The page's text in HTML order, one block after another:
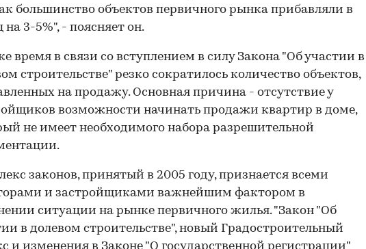
большинство объектов первичного рынка прибавляли в
на 3-5%", - поясняет он.
время в связи со вступлением в силу Закона "Об участии в
строительстве" резко сократилось количество объектов,
на продажу. Основная причина - отсутствие у
возможности начинать продажи квартир в доме,
не имеет необходимого набора разрешительной
законов, принятый в 2005 году, признается всеми
и застройщиками важнейшим фактором в
ситуации на рынке первичного жилья. "Закон "Об
в долевом строительстве", новый Градостроительный